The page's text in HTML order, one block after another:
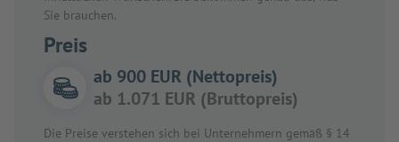
Sie brauchen.
Preis
ab 900 EUR (Nettopreis)
ab 1.071 EUR (Bruttopreis)
Die Preise verstehen sich bei Unternehmern gemäß § 14